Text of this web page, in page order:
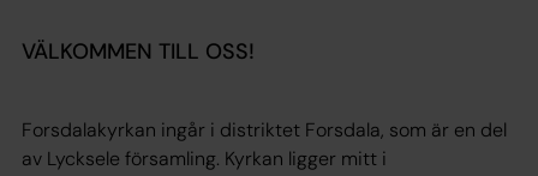
VÄLKOMMEN TILL OSS!
Forsdalakyrkan ingår i distriktet Forsdala, som är en del
av Lycksele församling. Kyrkan ligger mitt i